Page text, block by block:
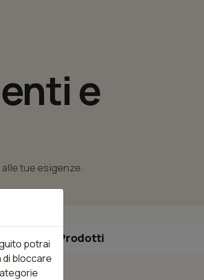
e
tue esigenze.
Prodotti
potrai
bloccare